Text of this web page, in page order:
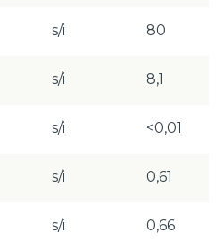
s/i 80
s/i 8,1
s/i <0,01
s/i 0,61
s/i 0,66